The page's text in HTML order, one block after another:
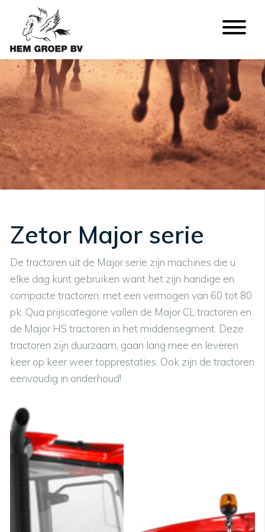
Zetor Major serie
De tractoren uit de Major serie zijn machines die u
elke dag kunt gebruiken want het zijn handige en
compacte tractoren, met een vermogen van 60 tot 80
pk. Qua prijscategorie vallen de Major CL tractoren en
de Major HS tractoren in het middensegment. Deze
tractoren zijn duurzaam, gaan lang mee en leveren
keer op keer weer topprestaties. Ook zijn de tractoren
eenvoudig in onderhoud!